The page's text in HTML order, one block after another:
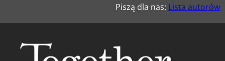
Piszą dla nas: Lista autorów